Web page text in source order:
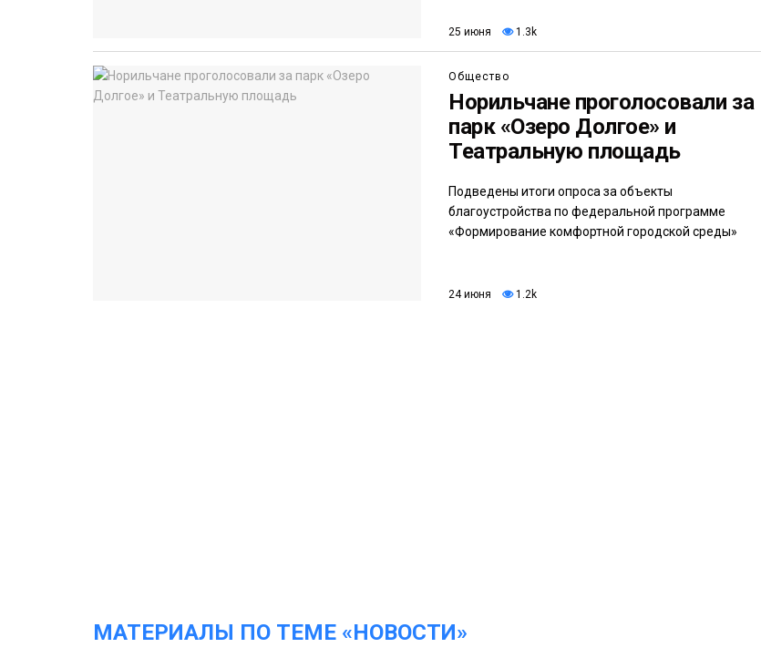
25 июня 1.3k
Общество
Норильчане проголосовали за
парк «Озеро Долгое» и
Театральную площадь
Подведены итоги опроса за объекты
благоустройства по федеральной программе
«Формирование комфортной городской среды»
24 июня 1.2k
МАТЕРИАЛЫ ПО ТЕМЕ «НОВОСТИ»